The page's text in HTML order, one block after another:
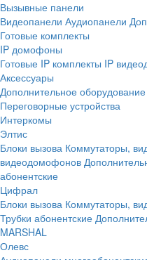
Вызывные панели
Видеопанели Аудиопанели
Готовые комплекты
IP домофоны
Готовые IP комплекты IP
Аксессуары
Дополнительное оборудование
Переговорные устройства
Интеркомы
Элтис
Блоки вызова Коммутаторы,
видеодомофонов
абонентские
Цифрал
Блоки вызова Коммутаторы,
Трубки абонентские
MARSHAL
Олевс